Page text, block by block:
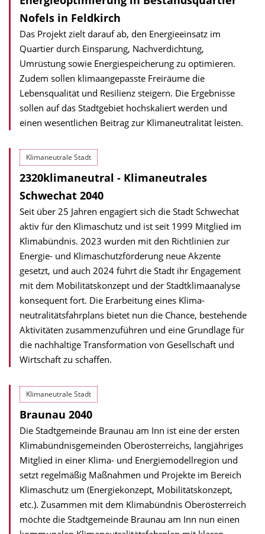
Nofels in Feldkirch
Das Projekt zielt darauf ab, den Energieeinsatz im
Quartier durch Einsparung, Nachverdichtung,
Umrüstung sowie Energiespeicherung zu optimieren.
Zudem sollen klimaangepasste Freiräume die
Lebensqualität und Resilienz steigern. Die Ergebnisse
sollen auf das Stadtgebiet hochskaliert werden und
einen wesentlichen Beitrag zur Klimaneutralität leisten.
Klimaneutrale Stadt
2320klimaneutral - Klimaneutrales
Schwechat 2040
Seit über 25 Jahren engagiert sich die Stadt Schwechat
aktiv für den Klimaschutz und ist seit 1999 Mitglied im
Klimabündnis. 2023 wurden mit den Richtlinien zur
Energie- und Klima­schutz­förderung neue Akzente
gesetzt, und auch 2024 führt die Stadt ihr Engagement
mit dem Mobilitäts­konzept und der Stadt­klima­analyse
konsequent fort. Die Erarbeitung eines Klima­
neutralitäts­fahrplans bietet nun die Chance, bestehende
Aktivitäten zusammenzuführen und eine Grundlage für
die nachhaltige Transformation von Gesellschaft und
Wirtschaft zu schaffen.
Klimaneutrale Stadt
Braunau 2040
Die Stadtgemeinde Braunau am Inn ist eine der ersten
Klimabündnisgemeinden Oberösterreichs, langjähriges
Mitglied in einer Klima- und Energiemodellregion und
setzt regelmäßig Maßnahmen und Projekte im Bereich
Klimaschutz um (Energie­konzept, Mobilitätskonzept,
etc.). Zusammen mit dem Klimabündnis Oberösterreich
möchte die Stadt­gemeinde Braunau am Inn nun einen